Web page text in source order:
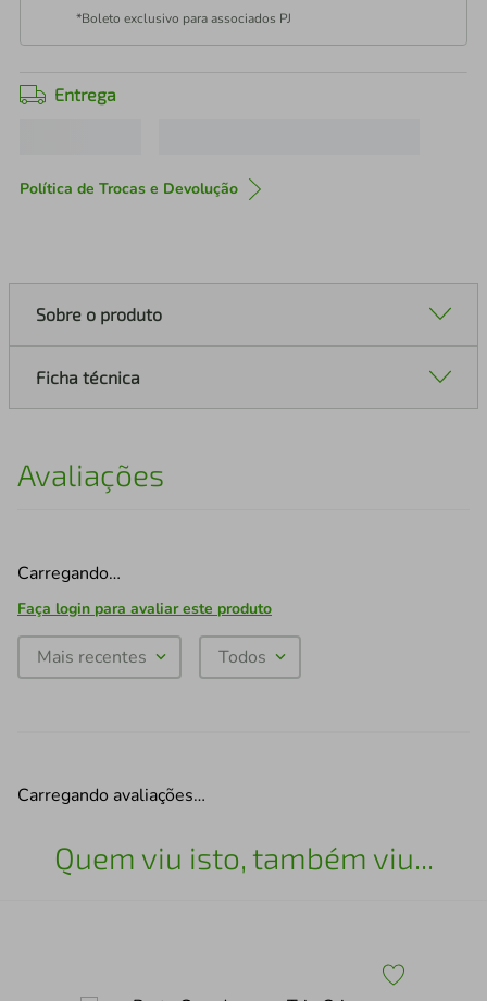
*Boleto exclusivo para associados PJ
Entrega
Política de Trocas e Devolução
Sobre o produto
Ficha técnica
Avaliações
Carregando…
Faça login para avaliar este produto
Mais recentes Todos
Carregando avaliações…
Quem viu isto, também viu...